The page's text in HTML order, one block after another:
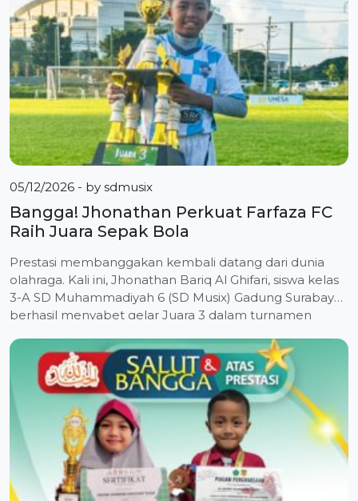
digelar oleh Institut Teknologi dan Bisnis (ITB) ASIA
Malang. […]
05/12/2026 - by sdmusix
Bangga! Jhonathan Perkuat Farfaza FC
Raih Juara Sepak Bola
Prestasi membanggakan kembali datang dari dunia
olahraga. Kali ini, Jhonathan Bariq Al Ghifari, siswa kelas
3-A SD Muhammadiyah 6 (SD Musix) Gadung Surabaya,
berhasil menyabet gelar Juara 3 dalam turnamen
yang diselenggarakan oleh PKO Universitas Negeri
Surabaya (UNESA) ini berlangsung selama dua hari,
Sabtu hingga Minggu (9-10 Mei […]